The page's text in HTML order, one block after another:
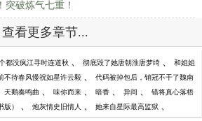
突破炼气七重！
查看更多章节...
都没疯江寻时连道秋 、 彻底毁了她唐朝淮唐梦绮 、 和姐姐
不待春风慢祝如星许云毅 、 代码被掉包后，销冠不干了魏南
天鹅奏鸣曲 、 味你而来 、 暗香 、 异间 、 错将真心落梧
版） 、 炮灰情史旧情人 、 她来自星际最高监狱 、